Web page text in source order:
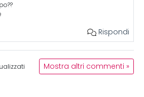
Rispondi
Mostra altri commenti »